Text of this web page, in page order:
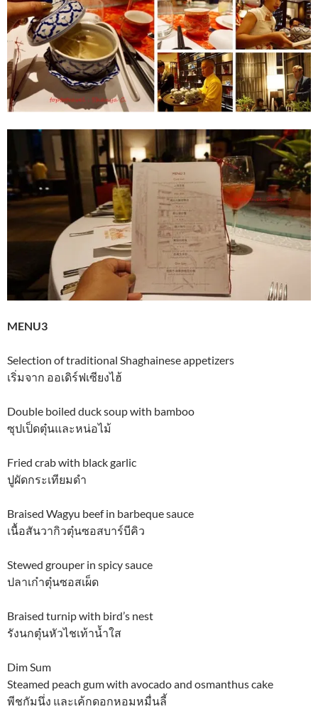
MENU3
Selection of traditional Shaghainese appetizers
เริ่มจาก ออเดิร์ฟเซียงไฮ้
Double boiled duck soup with bamboo
ซุปเป็ดตุ๋นและหน่อไม้
Fried crab with black garlic
ปูผัดกระเทียมดำ
Braised Wagyu beef in barbeque sauce
เนื้อสันวากิวตุ๋นซอสบาร์บีคิว
Stewed grouper in spicy sauce
ปลาเก๋าตุ๋นซอสเผ็ด
Braised turnip with bird’s nest
รังนกตุ๋นหัวไชเท้าน้ำใส
Dim Sum
Steamed peach gum with avocado and osmanthus cake
พีชกัมนึ่ง และเค้กดอกหอมหมื่นลี้